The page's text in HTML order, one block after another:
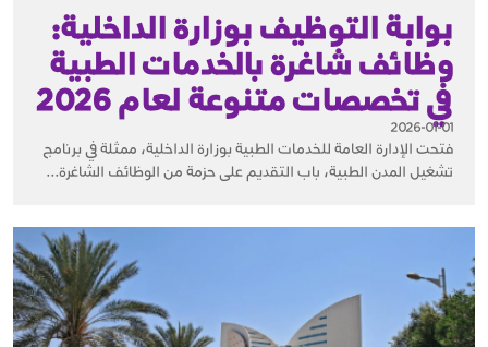
بوابة التوظيف بوزارة الداخلية:
وظائف شاغرة بالخدمات الطبية
في تخصصات متنوعة لعام 2026
2026-01-01
فتحت الإدارة العامة للخدمات الطبية بوزارة الداخلية، ممثلة في برنامج
تشغيل المدن الطبية، باب التقديم على حزمة من الوظائف الشاغرة...